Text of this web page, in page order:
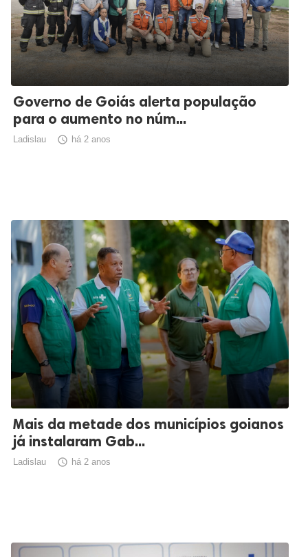
Governo de Goiás alerta população
para o aumento no núm...
Ladislau  há 2 anos
Mais da metade dos municípios goianos
já instalaram Gab...
Ladislau  há 2 anos